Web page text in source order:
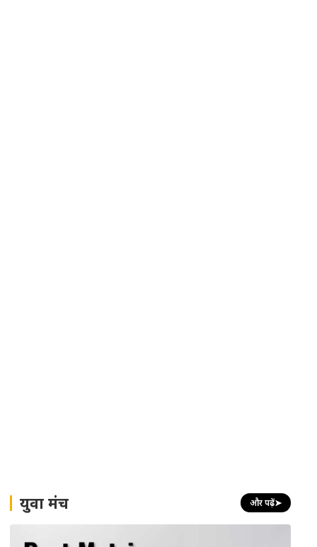
युवा मंच और पढ़ें➤